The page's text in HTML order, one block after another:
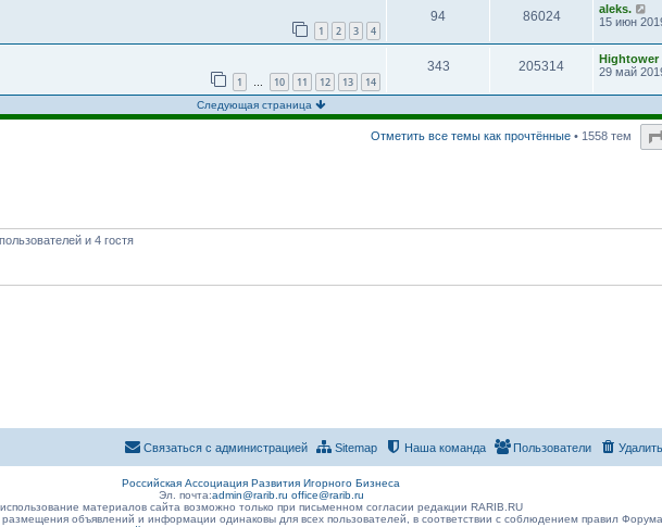
1 2 3 4
94 86024
aleks.
15 июн
1 … 10 11 12 13 14
343 205314
Hightower
29 май
Следующая страница
Отметить все темы как прочтённые • 1558 тем
и 4 гостя
Пользователи
Наша команда
Sitemap
Связаться с администрацией
Российская Ассоциация Развития Игорного Бизнеса
Эл. почта:admin@rarib.ru office@rarib.ru
использование материалов сайта возможно только при письменном согласии редакции RARIB.RU
объявлений и информации одинаковы для всех пользователей, в соответствии с соблюдением правил